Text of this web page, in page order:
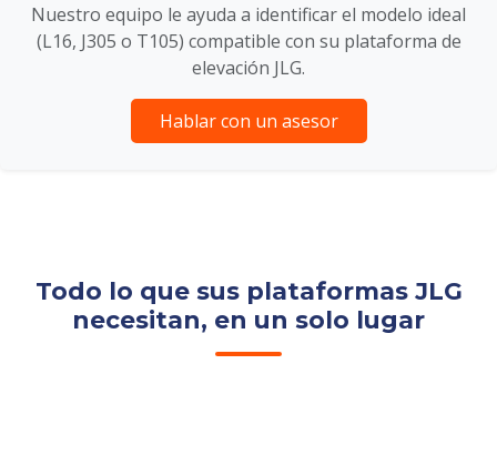
Nuestro equipo le ayuda a identificar el modelo ideal
(L16, J305 o T105) compatible con su plataforma de
elevación JLG.
Hablar con un asesor
Todo lo que sus plataformas JLG
necesitan, en un solo lugar